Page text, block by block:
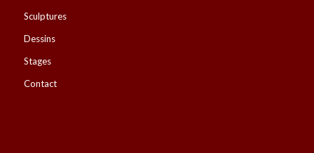
Sculptures
Dessins
Stages
Contact